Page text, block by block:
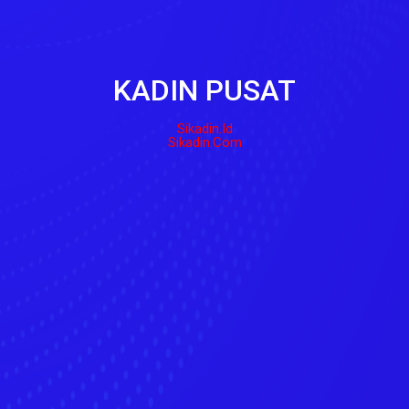
KADIN PUSAT
Sikadin.id
Sikadin.com